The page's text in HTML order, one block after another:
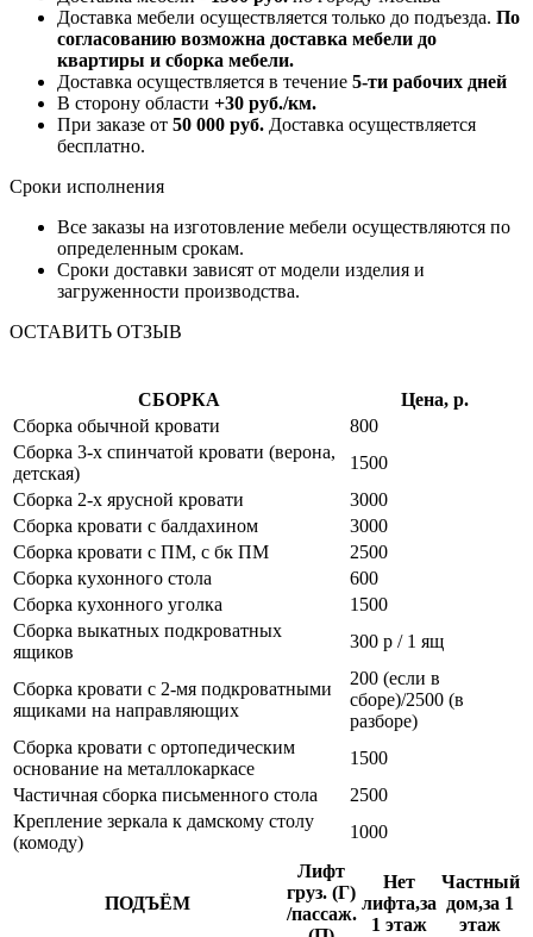
Доставка мебели осуществляется только до подъезда. По
согласованию возможна доставка мебели до
квартиры и сборка мебели.
Доставка осуществляется в течение 5-ти рабочих дней
В сторону области +30 руб./км.
При заказе от 50 000 руб. Доставка осуществляется
бесплатно.
Сроки исполнения
Все заказы на изготовление мебели осуществляются по
определенным срокам.
Сроки доставки зависят от модели изделия и
загруженности производства.
ОСТАВИТЬ ОТЗЫВ
СБОРКА
Цена, р.
Сборка обычной кровати
800
Сборка 3-х спинчатой кровати (верона,
детская)
1500
Сборка 2-х ярусной кровати
3000
Сборка кровати с балдахином
3000
Сборка кровати с ПМ, с бк ПМ
2500
Сборка кухонного стола
600
Сборка кухонного уголка
1500
Сборка выкатных подкроватных
ящиков
300 р / 1 ящ
Сборка кровати с 2-мя подкроватными
ящиками на направляющих
200 (если в
сборе)/2500 (в
разборе)
Сборка кровати с ортопедическим
основание на металлокаркасе
1500
Частичная сборка письменного стола
2500
Крепление зеркала к дамскому столу
(комоду)
1000
ПОДЪЁМ
Лифт
груз. (Г)
/пассаж.
Нет
лифта,за
1 этаж
Частный
дом,за 1
этаж